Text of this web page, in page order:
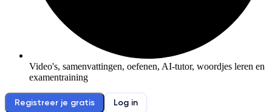
Video's, samenvattingen, oefenen, AI-tutor, woordjes leren en
examentraining
Registreer je gratis Log in